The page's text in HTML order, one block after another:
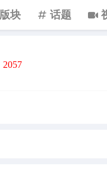
版块 话题
2057